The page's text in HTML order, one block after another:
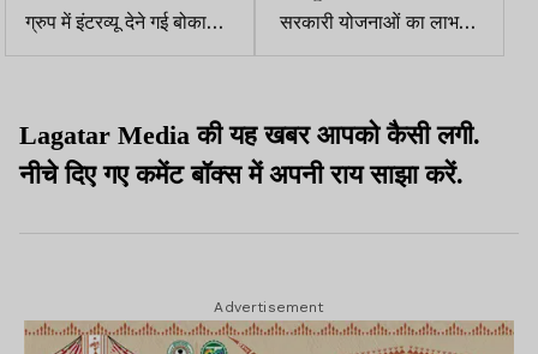
ग्रुप में इंटरव्यू देने गई बोकारो
की बेटी सुरभि की मौत
सरकारी योजनाओं का लाभ
दिलाने के नाम पर ठगी करने
Lagatar Media की यह खबर आपको कैसी लगी.
नीचे दिए गए कमेंट बॉक्स में अपनी राय साझा करें.
Advertisement